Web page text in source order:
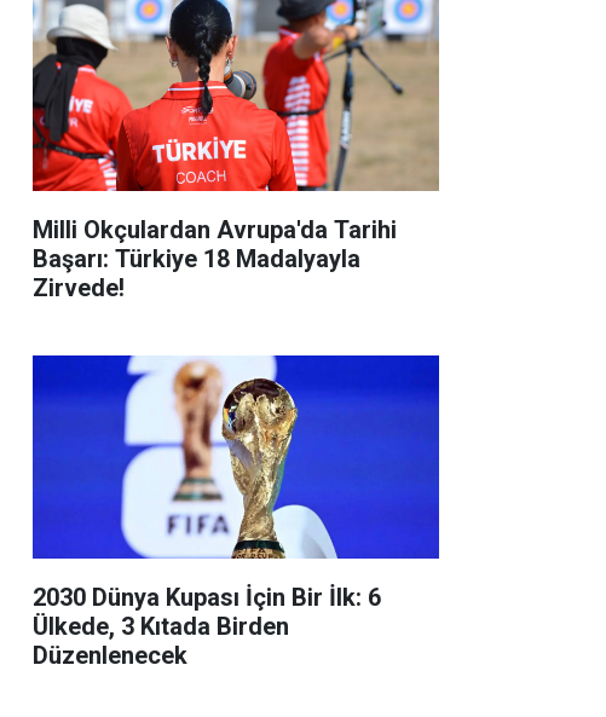
Milli Okçulardan Avrupa'da Tarihi
Başarı: Türkiye 18 Madalyayla
Zirvede!
2030 Dünya Kupası İçin Bir İlk: 6
Ülkede, 3 Kıtada Birden
Düzenlenecek